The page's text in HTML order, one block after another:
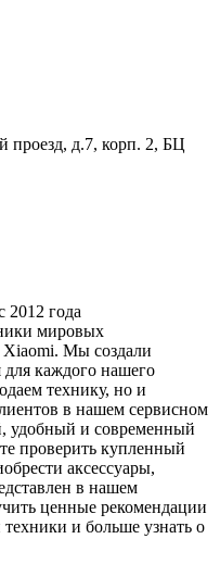
проезд, д.7, корп. 2, БЦ
2012 года
мировых
Xiaomi. Мы создали
каждого нашего
технику, но и
в нашем сервисном
удобный и современный
проверить купленный
аксессуары,
в нашем
ценные рекомендации
и больше узнать о